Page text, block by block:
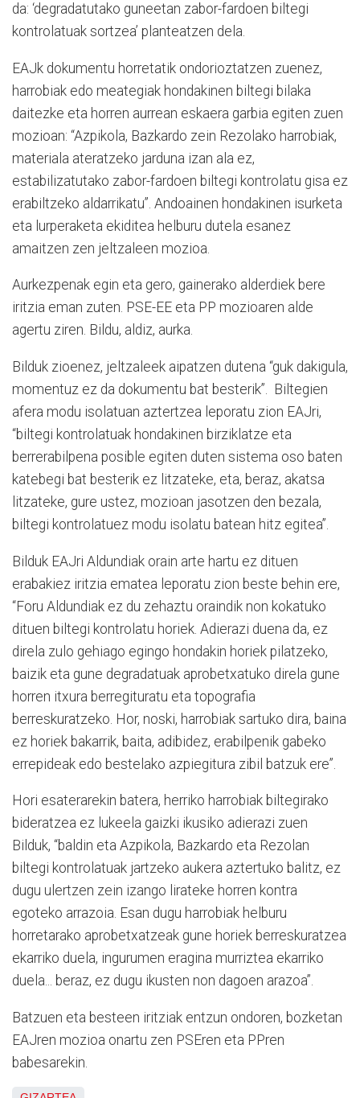
da: ‘degradatutako guneetan zabor-fardoen biltegi
kontrolatuak sortzea’ planteatzen dela.
EAJk dokumentu horretatik ondorioztatzen zuenez,
harrobiak edo meategiak hondakinen biltegi bilaka
daitezke eta horren aurrean eskaera garbia egiten zuen
mozioan: “Azpikola, Bazkardo zein Rezolako harrobiak,
materiala ateratzeko jarduna izan ala ez,
estabilizatutako zabor-fardoen biltegi kontrolatu gisa ez
erabiltzeko aldarrikatu”. Andoainen hondakinen isurketa
eta lurperaketa ekiditea helburu dutela esanez
amaitzen zen jeltzaleen mozioa.
Aurkezpenak egin eta gero, gainerako alderdiek bere
iritzia eman zuten. PSE-EE eta PP mozioaren alde
agertu ziren. Bildu, aldiz, aurka.
Bilduk zioenez, jeltzaleek aipatzen dutena “guk dakigula,
momentuz ez da dokumentu bat besterik”. Biltegien
afera modu isolatuan aztertzea leporatu zion EAJri,
“biltegi kontrolatuak hondakinen birziklatze eta
berrerabilpena posible egiten duten sistema oso baten
katebegi bat besterik ez litzateke, eta, beraz, akatsa
litzateke, gure ustez, mozioan jasotzen den bezala,
biltegi kontrolatuez modu isolatu batean hitz egitea”.
Bilduk EAJri Aldundiak orain arte hartu ez dituen
erabakiez iritzia ematea leporatu zion beste behin ere,
“Foru Aldundiak ez du zehaztu oraindik non kokatuko
dituen biltegi kontrolatu horiek. Adierazi duena da, ez
direla zulo gehiago egingo hondakin horiek pilatzeko,
baizik eta gune degradatuak aprobetxatuko direla gune
horren itxura berregituratu eta topografia
berreskuratzeko. Hor, noski, harrobiak sartuko dira, baina
ez horiek bakarrik, baita, adibidez, erabilpenik gabeko
errepideak edo bestelako azpiegitura zibil batzuk ere”.
Hori esaterarekin batera, herriko harrobiak biltegirako
bideratzea ez lukeela gaizki ikusiko adierazi zuen
Bilduk, “baldin eta Azpikola, Bazkardo eta Rezolan
biltegi kontrolatuak jartzeko aukera aztertuko balitz, ez
dugu ulertzen zein izango lirateke horren kontra
egoteko arrazoia. Esan dugu harrobiak helburu
horretarako aprobetxatzeak gune horiek berreskuratzea
ekarriko duela, ingurumen eragina murriztea ekarriko
duela... beraz, ez dugu ikusten non dagoen arazoa”.
Batzuen eta besteen iritziak entzun ondoren, bozketan
EAJren mozioa onartu zen PSEren eta PPren
babesarekin.